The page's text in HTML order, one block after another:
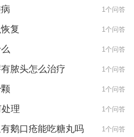
1个问答
复 1个问答
1个问答
脓头怎么治疗 1个问答
1个问答
理 1个问答
鹅口疮能吃糖丸吗 1个问答